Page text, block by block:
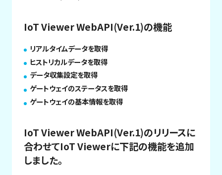
IoT Viewer WebAPI(Ver.1)の機能
リアルタイムデータを取得
ヒストリカルデータを取得
データ収集設定を取得
ゲートウェイのステータスを取得
ゲートウェイの基本情報を取得
IoT Viewer WebAPI(Ver.1)のリリースに
合わせてIoT Viewerに下記の機能を追加
しました。